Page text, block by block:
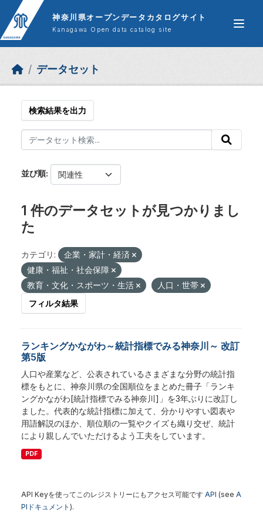
Skip to main content
神奈川県オープンデータカタログサイト
Kanagawa Open data catalog site
データセット
検索結果を出力
並び順
1 件のデータセットが見つかりまし
た
カテゴリ:
企業・家計・経済
健康・福祉・社会保障
教育・文化・スポーツ・生活
人口・世帯
フィルタ結果
ランキングかながわ～統計指標でみる神奈川～ 改訂
第5版
人口や産業など、公表されているさまざまな分野の統計指
標をもとに、神奈川県の全国順位をまとめた冊子「ランキ
ングかながわ[統計指標でみる神奈川]」を3年ぶりに改訂し
ました。代表的な統計指標に加えて、分かりやすい図表や
用語解説のほか、順位順の一覧やクイズも織り交ぜ、統計
により親しんでいただけるよう工夫をしています。
PDF
API Keyを使ってこのレジストリーにもアクセス可能です API (see A
PIドキュメント ).